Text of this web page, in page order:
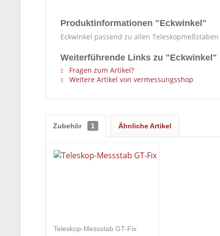
Produktinformationen "Eckwinkel"
Eckwinkel passend zu allen
Weiterführende Links zu "Eckwinkel"
Fragen zum Artikel?
Weitere Artikel von vermessungsshop
Zubehör 1 Ähnliche Artikel
Teleskop-Messstab GT-Fix